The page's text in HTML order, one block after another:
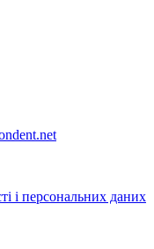
і персональних даних